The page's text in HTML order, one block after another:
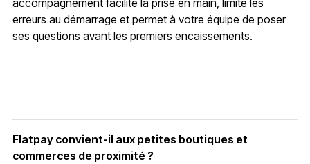
erreurs au démarrage et permet à votre équipe de poser
ses questions avant les premiers encaissements.
Flatpay convient-il aux petites boutiques et
commerces de proximité ?